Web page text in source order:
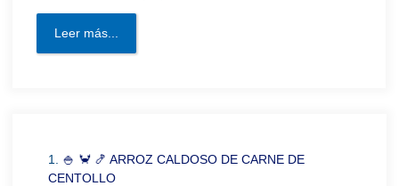
Leer más...
🍚 🦀 🍤 ARROZ CALDOSO DE CARNE DE
CENTOLLO